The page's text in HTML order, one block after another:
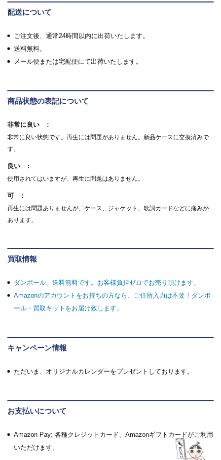
配送について
ご注文後、通常24時間以内に出荷いたします。
送料無料。
メール便または宅配便にて出荷いたします。
商品状態の表記について
非常に良い
非常に良い状態です。再生には問題がありません。新品ケースに交換済みで
す。
良い
使用されてはいますが、再生に問題はありません。
可
再生には問題ありませんが、ケース、ジャケット、歌詞カードなどに痛みが
あります。
買取情報
ダンボール、送料無料です。お客様負担ゼロでお売り頂けます。
Amazonのアカウントをお持ちの方なら、ご住所入力は不要！ダンボ
ール・買取キットをお届け致します。
キャンペーン情報
ただいま、オリジナルカレンダーをプレゼントしております。
お支払いについて
Amazon Pay: 各種クレジットカード、Amazonギフトカードがご利用
いただけます。